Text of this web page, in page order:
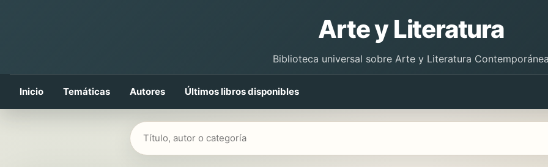
Arte y Literatura
Biblioteca universal sobre Arte y Literatura
Inicio Temáticas Autores Últimos libros disponibles
Buscar libros